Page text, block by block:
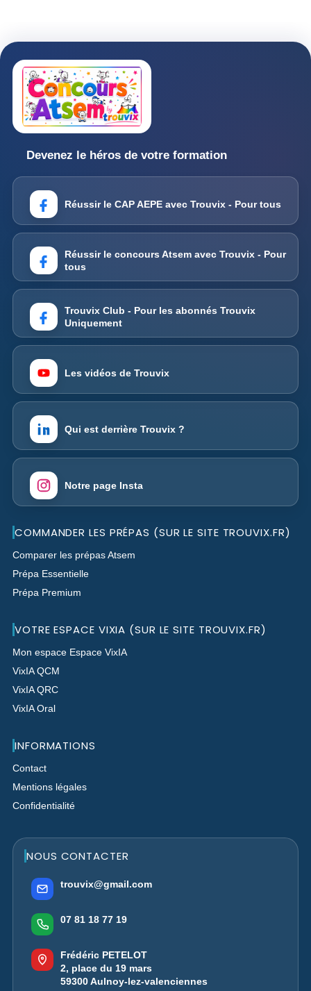
Devenez le héros de votre formation
Réussir le CAP AEPE avec Trouvix - Pour tous
Réussir le concours Atsem avec Trouvix - Pour
tous
Trouvix Club - Pour les abonnés Trouvix
Uniquement
Les vidéos de Trouvix
Qui est derrière Trouvix ?
Notre page Insta
COMMANDER LES PRÉPAS (SUR LE SITE TROUVIX.FR)
Comparer les prépas Atsem
Prépa Essentielle
Prépa Premium
VOTRE ESPACE VIXIA (SUR LE SITE TROUVIX.FR)
Mon espace Espace VixIA
VixIA QCM
VixIA QRC
VixIA Oral
INFORMATIONS
Contact
Mentions légales
Confidentialité
NOUS CONTACTER
trouvix@gmail.com
07 81 18 77 19
Frédéric PETELOT
2, place du 19 mars
59300 Aulnoy-lez-valenciennes